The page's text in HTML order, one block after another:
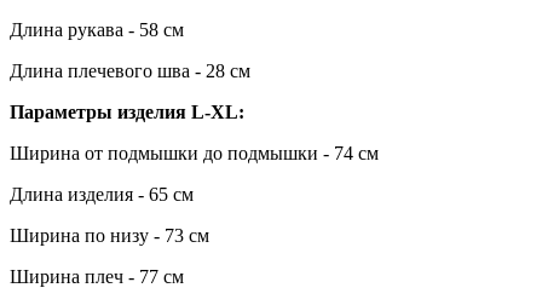
Длина рукава - 58 см
Длина плечевого шва - 28 см
Параметры изделия L-XL:
Ширина от подмышки до подмышки - 74 см
Длина изделия - 65 см
Ширина по низу - 73 см
Ширина плеч - 77 см